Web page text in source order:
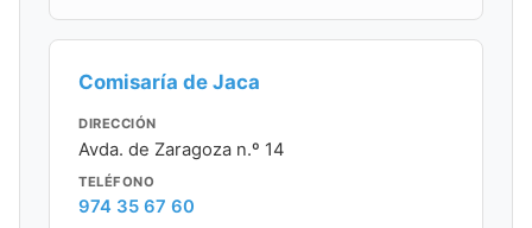
Comisaría de Jaca
DIRECCIÓN
Avda. de Zaragoza n.º 14
TELÉFONO
974 35 67 60